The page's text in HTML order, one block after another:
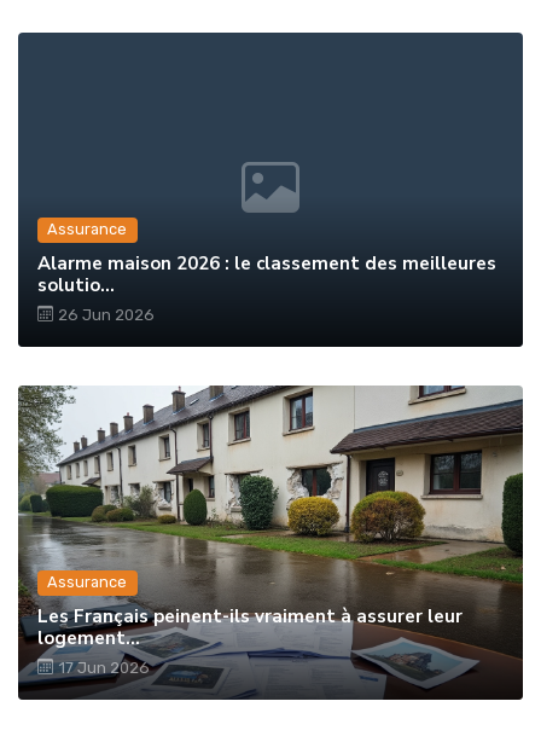
Assurance
Alarme maison 2026 : le classement des meilleures
solutio...
26 Jun 2026
Assurance
Les Français peinent-ils vraiment à assurer leur
logement...
17 Jun 2026